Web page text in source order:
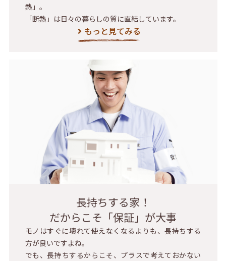
熱」。
「断熱」は日々の暮らしの質に直結しています。
もっと見てみる
長持ちする家！
だからこそ「保証」が大事
モノはすぐに壊れて使えなくなるよりも、長持ちする
方が良いですよね。
でも、長持ちするからこそ、プラスで考えておかない